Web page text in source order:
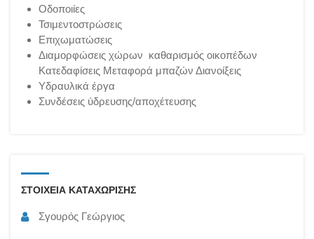
Οδοποιίες
Τσιμεντοστρώσεις
Επιχωματώσεις
Διαμορφώσεις χώρων καθαρισμός οικοπέδων
Κατεδαφίσεις Μεταφορά μπαζών Διανοίξεις
Υδραυλικά έργα
Συνδέσεις ύδρευσης/αποχέτευσης
ΣΤΟΙΧΕΙΑ ΚΑΤΑΧΩΡΙΣΗΣ
Σγουρός Γεώργιος